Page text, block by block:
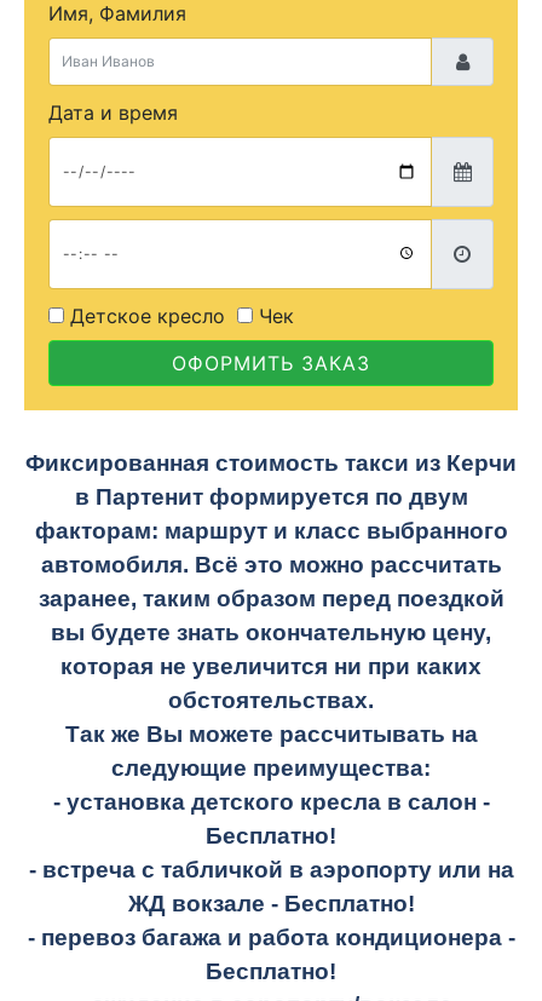
Имя, Фамилия
Дата и время
Детское кресло
Чек
ОФОРМИТЬ ЗАКАЗ
Фиксированная стоимость такси из Керчи
в Партенит формируется по двум
факторам: маршрут и класс выбранного
автомобиля. Всё это можно рассчитать
заранее, таким образом перед поездкой
вы будете знать окончательную цену,
которая не увеличится ни при каких
обстоятельствах.
Так же Вы можете рассчитывать на
следующие преимущества:
- установка детского кресла в салон -
Бесплатно!
- встреча с табличкой в аэропорту или на
ЖД вокзале - Бесплатно!
- перевоз багажа и работа кондиционера -
Бесплатно!